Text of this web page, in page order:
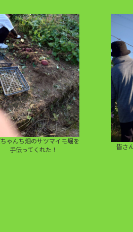
ゃんち畑のサツマイモ堀を
手伝ってくれた！
皆さ